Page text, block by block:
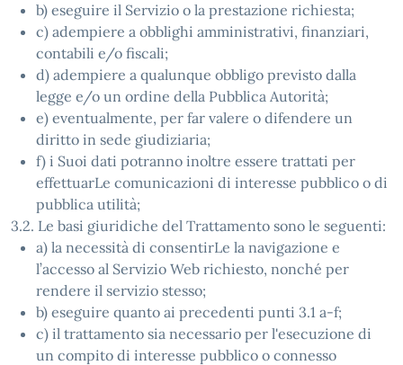
b) eseguire il Servizio o la prestazione richiesta;
c) adempiere a obblighi amministrativi, finanziari,
contabili e/o fiscali;
d) adempiere a qualunque obbligo previsto dalla
legge e/o un ordine della Pubblica Autorità;
e) eventualmente, per far valere o difendere un
diritto in sede giudiziaria;
f) i Suoi dati potranno inoltre essere trattati per
effettuarLe comunicazioni di interesse pubblico o di
pubblica utilità;
3.2. Le basi giuridiche del Trattamento sono le seguenti:
a) la necessità di consentirLe la navigazione e
l’accesso al Servizio Web richiesto, nonché per
rendere il servizio stesso;
b) eseguire quanto ai precedenti punti 3.1 a-f;
c) il trattamento sia necessario per l'esecuzione di
un compito di interesse pubblico o connesso